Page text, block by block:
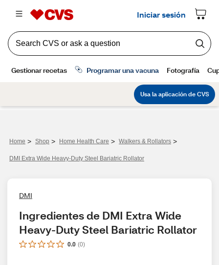
Home > Shop > Home Health Care > Walkers & Rollators >
DMI Extra Wide Heavy-Duty Steel Bariatric Rollator
DMI
Ingredientes de DMI Extra Wide
Heavy-Duty Steel Bariatric Rollator
0.0 (0)